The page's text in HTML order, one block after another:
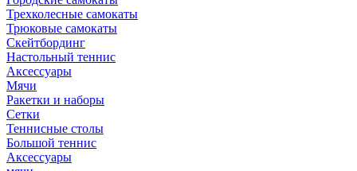
Трехколесные самокаты
Трюковые самокаты
Скейтбординг
Настольный теннис
Аксессуары
Мячи
Ракетки и наборы
Сетки
Теннисные столы
Большой теннис
Аксессуары